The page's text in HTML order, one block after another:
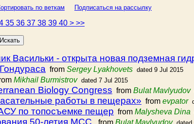
по веткам Подписаться на рассылку
35 36 37 38 39 40 > >>
Васильки - открыта новая подземная
from Sergey Lyakhovets dated 9 Jul 2015
Mikhail Burmistrov dated 7 Jul 2015
Biology Congress from Bulat Mavlyudov
работы в пещерах» from evpator
по топосъемке пещер from Malysheva Dina
50-летия МСС from Bulat Mavlyudov